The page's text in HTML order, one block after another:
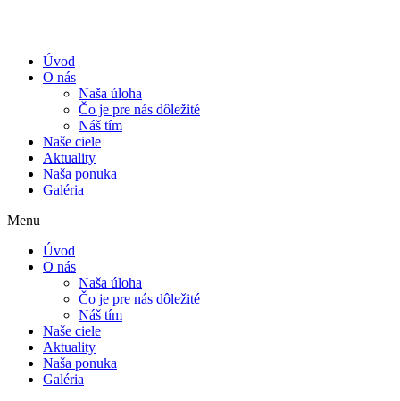
Úvod
O nás
Naša úloha
Čo je pre nás dôležité
Náš tím
Naše ciele
Aktuality
Naša ponuka
Galéria
Menu
Úvod
O nás
Naša úloha
Čo je pre nás dôležité
Náš tím
Naše ciele
Aktuality
Naša ponuka
Galéria